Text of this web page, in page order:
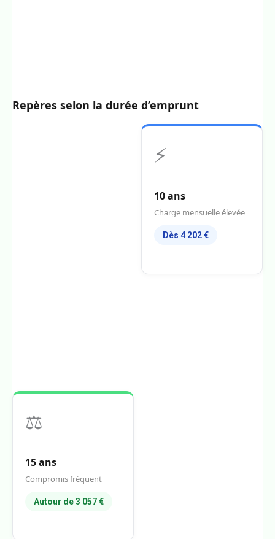
Repères selon la durée d’emprunt
⚡
10 ans
Charge mensuelle élevée
Dès 4 202 €
⚖️
15 ans
Compromis fréquent
Autour de 3 057 €